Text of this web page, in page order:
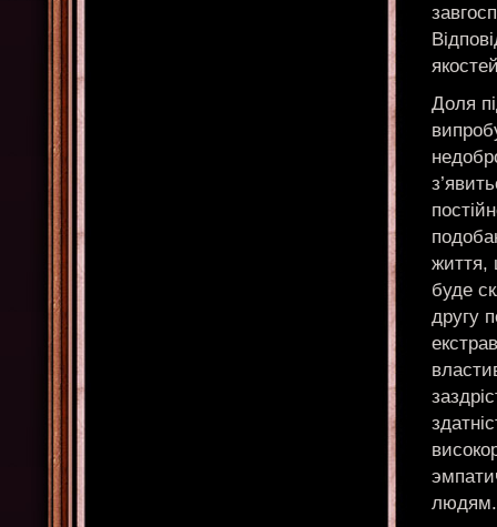
Доля
життя,
буде
другу
людям.